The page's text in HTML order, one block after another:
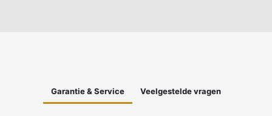
Garantie & Service Veelgestelde vragen